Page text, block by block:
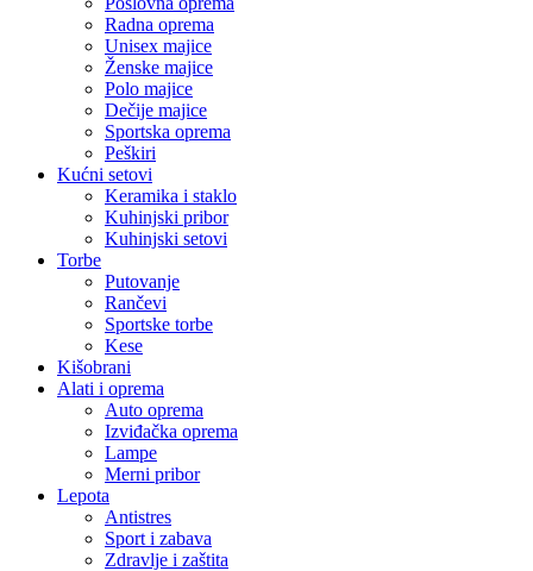
Radna oprema
Unisex majice
Ženske majice
Polo majice
Dečije majice
Sportska oprema
Peškiri
Kućni setovi
Keramika i staklo
Kuhinjski pribor
Kuhinjski setovi
Torbe
Putovanje
Rančevi
Sportske torbe
Kese
Kišobrani
Alati i oprema
Auto oprema
Izviđačka oprema
Lampe
Merni pribor
Lepota
Antistres
Sport i zabava
Zdravlje i zaštita